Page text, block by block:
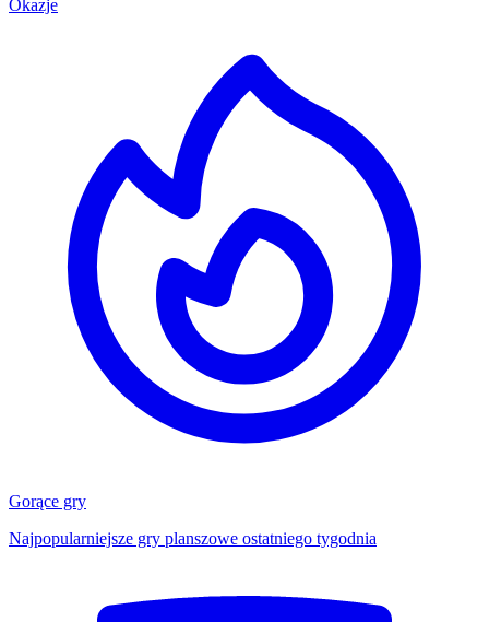
Okazje
Gorące gry
Najpopularniejsze gry planszowe ostatniego tygodnia